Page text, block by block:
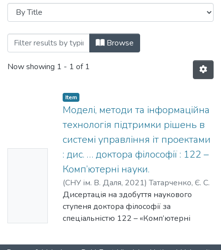
Browsing Дисертації, спеціальність
Browse
Now showing 1 - 1 of 1
Item
Моделі, методи та інформаційна
технологія підтримки рішень в
системі управління іт проектами
: дис. … доктора філософії : 122 –
Комп’ютерні науки.
(СНУ ім. В. Даля, 2021)Татарченко, Є. С.
Дисертація на здобуття наукового
ступеня доктора філософії за
спеціальністю 122 – «Комп’ютерні
національний університет імені